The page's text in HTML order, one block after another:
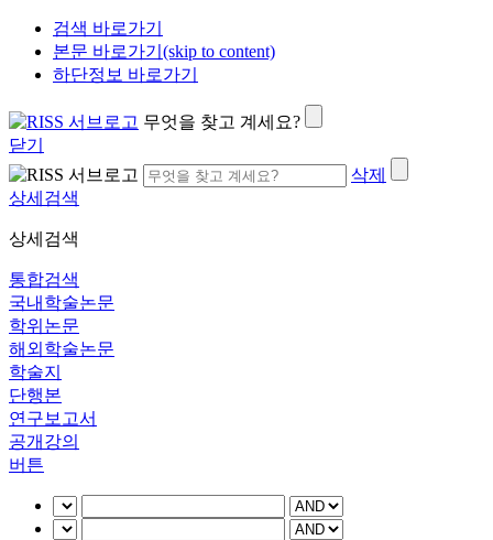
검색 바로가기
본문 바로가기(skip to content)
하단정보 바로가기
무엇을 찾고 계세요?
닫기
삭제
상세검색
상세검색
통합검색
국내학술논문
학위논문
해외학술논문
학술지
단행본
연구보고서
공개강의
버튼